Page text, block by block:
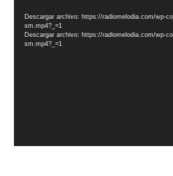
vídeo
Descargar archivo: https://radiomelodia.com/wp-
sm.mp4?_=1
Descargar archivo: https://radiomelodia.com/wp-
sm.mp4?_=1